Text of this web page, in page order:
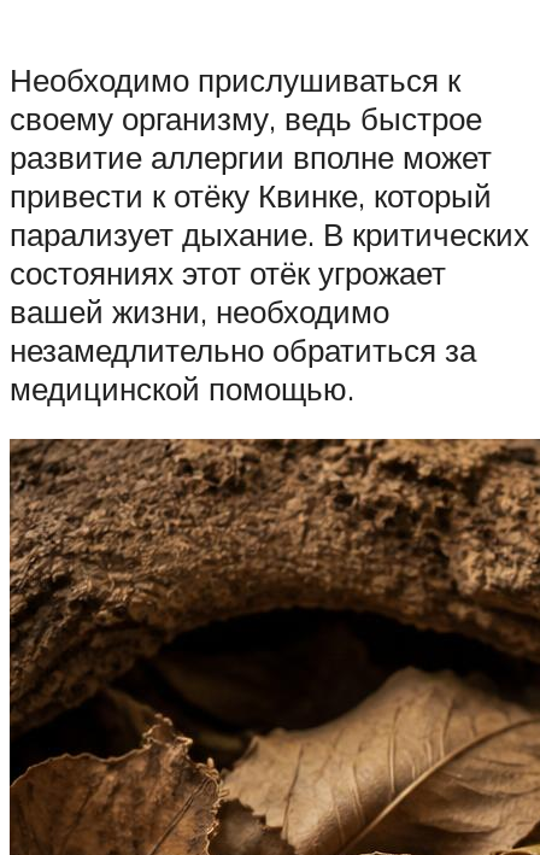
Необходимо прислушиваться к
своему организму, ведь быстрое
развитие аллергии вполне может
привести к отёку Квинке, который
парализует дыхание. В критических
состояниях этот отёк угрожает
вашей жизни, необходимо
незамедлительно обратиться за
медицинской помощью.